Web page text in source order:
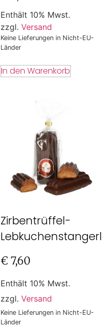
Enthält 10% Mwst.
zzgl. Versand
Keine Lieferungen in Nicht-EU-
Länder
In den Warenkorb
Zirbentrüffel-
Lebkuchenstangerl
€ 7,60
Enthält 10% Mwst.
zzgl. Versand
Keine Lieferungen in Nicht-EU-
Länder